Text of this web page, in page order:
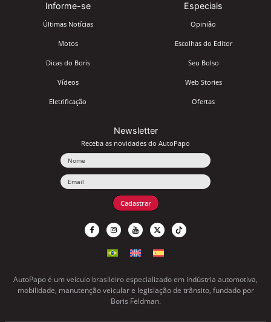
Informe-se
Últimas Notícias
Motos
Dicas do Boris
Vídeos
Eletrificação
Especiais
Opinião
Escolhas do Editor
Seu Bolso
Web Stories
Ofertas
Newsletter
Receba as novidades do AutoPapo
Cadastrar
AutoPapo é um veículo brasileiro especializado em indústria automotiva,
mobilidade, manutenção veicular e legislação de trânsito, fundado por
Boris Feldman.